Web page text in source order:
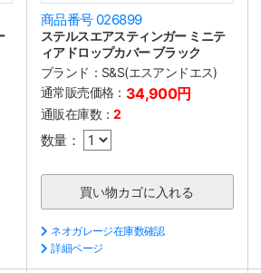
商品番号 026899
ステルスエアスティンガー ミニテ
ィアドロップカバー ブラック
ブランド： S&S(エスアンドエス)
通常販売価格： 34,900円
通販在庫数：2
数量：
ネオガレージ在庫数確認
詳細ページ